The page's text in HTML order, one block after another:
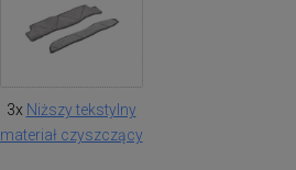
3x Niższy tekstylny
materiał czyszczący